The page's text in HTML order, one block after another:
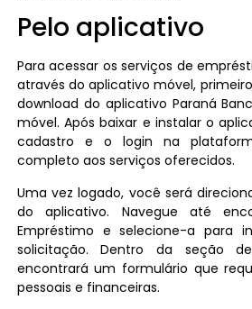
Pelo aplicativo
Para acessar os serviços de
através do aplicativo móvel,
download do aplicativo Paraná
móvel. Após baixar e instalar o
cadastro e o login na
completo aos serviços oferecidos.
Uma vez logado, você será
do aplicativo. Navegue até
Empréstimo e selecione-a para
solicitação. Dentro da seção
encontrará um formulário que
pessoais e financeiras.